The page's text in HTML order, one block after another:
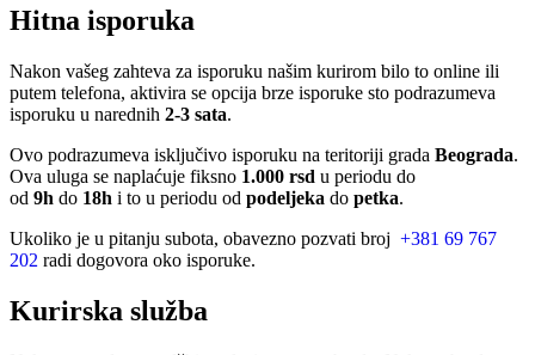
Hitna isporuka
Nakon vašeg zahteva za isporuku našim kurirom bilo to online ili
putem telefona, aktivira se opcija brze isporuke sto podrazumeva
isporuku u narednih 2-3 sata.
Ovo podrazumeva isključivo isporuku na teritoriji grada Beograda.
Ova uluga se naplaćuje fiksno 1.000 rsd u periodu do
od 9h do 18h i to u periodu od podeljeka do petka.
Ukoliko je u pitanju subota, obavezno pozvati broj +381 69 767
202 radi dogovora oko isporuke.
Kurirska služba